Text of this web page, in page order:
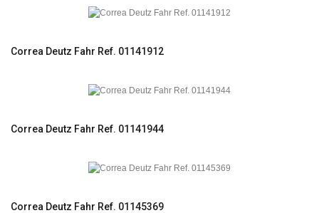
Correa Deutz Fahr Ref. 01141912
Correa Deutz Fahr Ref. 01141944
Correa Deutz Fahr Ref. 01145369